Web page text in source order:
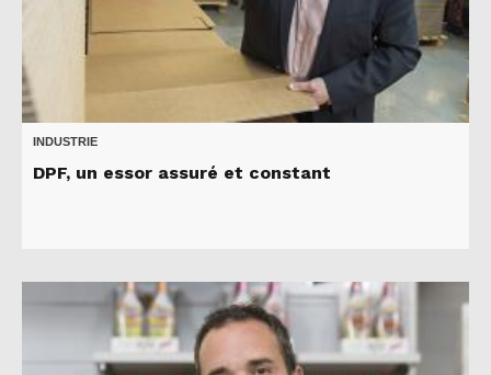
INDUSTRIE
DPF, un essor assuré et constant